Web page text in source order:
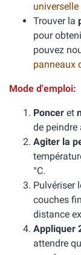
universelle
Trouver la
pour
pouvez
panneaux
Mode d'emploi:
Poncer et
de peindre
Agiter la
°C.
Pulvériser
couches
distance
Appliquer
attendre